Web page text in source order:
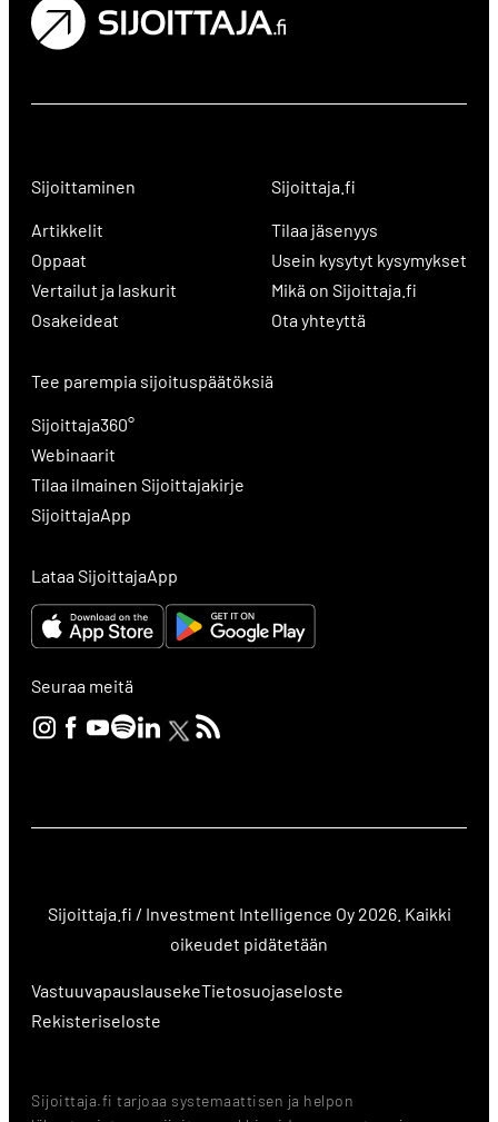
Sijoittaminen
Artikkelit
Oppaat
Vertailut ja laskurit
Osakeideat
Sijoittaja.fi
Tilaa jäsenyys
Usein kysytyt kysymykset
Mikä on Sijoittaja.fi
Ota yhteyttä
Tee parempia sijoituspäätöksiä
Sijoittaja360°
Webinaarit
Tilaa ilmainen Sijoittajakirje
SijoittajaApp
Lataa SijoittajaApp
Seuraa meitä
Sijoittaja.fi / Investment Intelligence Oy 2026. Kaikki
oikeudet pidätetään
VastuuvapauslausekeTietosuojaseloste
Rekisteriseloste
Sijoittaja.fi tarjoaa systemaattisen ja helpon